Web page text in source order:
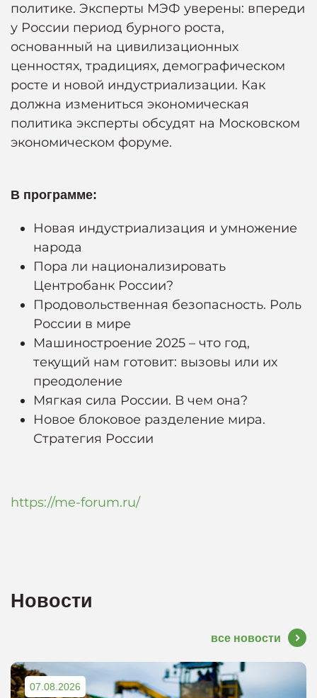
политике. Эксперты МЭФ уверены: впереди
у России период бурного роста,
основанный на цивилизационных
ценностях, традициях, демографическом
росте и новой индустриализации. Как
должна измениться экономическая
политика эксперты обсудят на Московском
экономическом форуме.
В программе:
Новая индустриализация и умножение
народа
Пора ли национализировать
Центробанк России?
Продовольственная безопасность. Роль
России в мире
Машиностроение 2025 – что год,
текущий нам готовит: вызовы или их
преодоление
Мягкая сила России. В чем она?
Новое блоковое разделение мира.
Стратегия России
https://me-forum.ru/
Новости
все новости
07.08.2026